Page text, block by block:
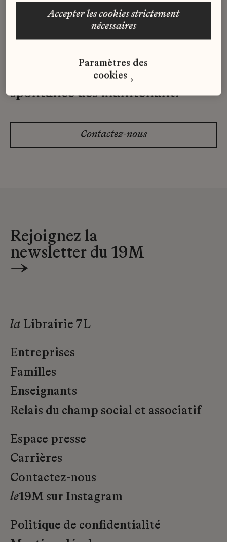
Vous n'avez pas trouvé d'offre
qui correspond à votre profil ?
Envoyez-nous votre candidature
spontanée dès maintenant.
Contactez-nous
Rejoignez la
newsletter du 19M
→
la Librairie 7L
Entreprises
Familles
Enseignants
Relais du champ social et associatif
Espace presse
Carrières
Contactez-nous
le19M sur Instagram
Politique de confidentialité
accepter les cookies strictement
nécessaires
Paramètres des
cookies